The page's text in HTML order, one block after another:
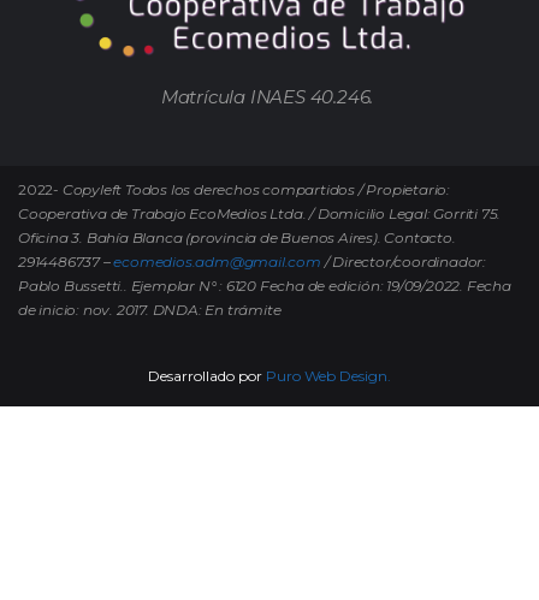
Matrícula INAES 40.246.
2022- Copyleft Todos los derechos compartidos / Propietario:
Cooperativa de Trabajo EcoMedios Ltda. / Domicilio Legal: Gorriti 75.
Oficina 3. Bahía Blanca (provincia de Buenos Aires). Contacto.
2914486737 –ecomedios.adm@gmail.com / Director/coordinador:
Pablo Bussetti.. Ejemplar N° : 6120 Fecha de edición: 19/09/2022. Fecha
de inicio: nov. 2017. DNDA: En trámite
Desarrollado por Puro Web Design.